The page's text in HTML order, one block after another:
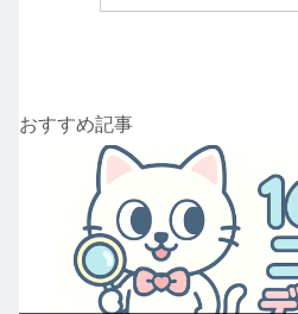
おすすめ記事